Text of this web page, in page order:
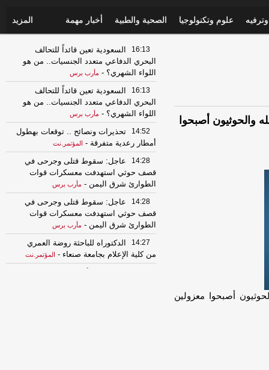
علوم وتكنولوجيا الصحية والطبية أخبار مهمة المزيد
والحوثيون أصبحوا
أصبحوا معزولين
16:13
السعودية تعين قائداً للتحالف
البحري الدفاعي متعدد الجنسيات.. من هو
اللواء الشهري؟ - مأرب برس
16:13
السعودية تعين قائداً للتحالف
البحري الدفاعي متعدد الجنسيات.. من هو
اللواء الشهري؟ - مأرب برس
14:52
تحذيرات ونصائح .. توقعات بهطول
أمطار رعدية متفرقة - المؤتمر.نت
14:28
عاجل: سقوط قتلى وجرحى في
قصف حوثي استهدفت معسكرات قوات
الطوارئ شرق اليمن - مأرب برس
14:28
عاجل: سقوط قتلى وجرحى في
قصف حوثي استهدفت معسكرات قوات
الطوارئ شرق اليمن - مأرب برس
14:27
الدكتوراه للباحثة روضة العمري
من كلية الإعلام بجامعة صنعاء - المؤتمر.نت